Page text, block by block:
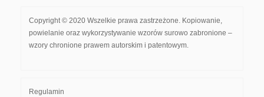
Copyright © 2020 Wszelkie prawa zastrzeżone. Kopiowanie,
powielanie oraz wykorzystywanie wzorów surowo zabronione –
wzory chronione prawem autorskim i patentowym.
Regulamin